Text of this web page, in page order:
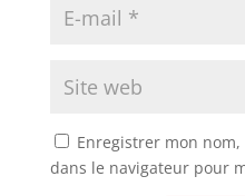
Enregistrer mon
dans le navigateur pour